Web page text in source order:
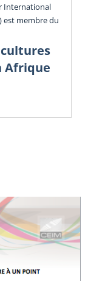
International
est membre du
Afrique